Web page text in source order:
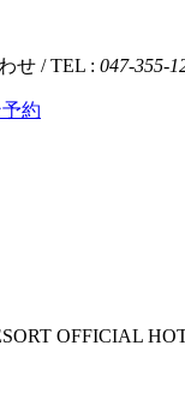
せ / TEL : 047-355-
約
OFFICIAL